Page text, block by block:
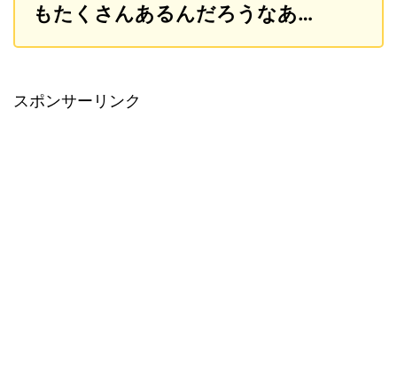
もたくさんあるんだろうなあ…
スポンサーリンク